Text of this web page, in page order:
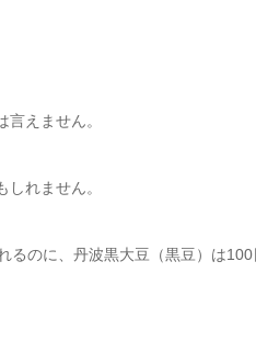
えません。
れません。
のに、丹波黒大豆（黒豆）は100